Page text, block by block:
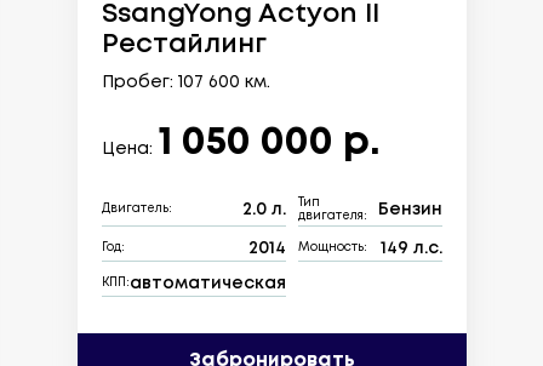
SsangYong Actyon II
Рестайлинг
Пробег: 107 600 км.
Цена: 1 050 000 р.
Двигатель: 2.0 л.
Тип
двигателя:
Бензин
Год: 2014 Мощность: 149 л.с.
КПП: автоматическая
Забронировать